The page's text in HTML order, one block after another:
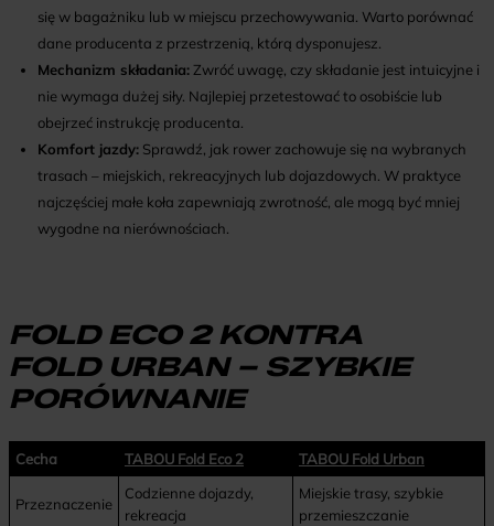
się w bagażniku lub w miejscu przechowywania. Warto porównać
dane producenta z przestrzenią, którą dysponujesz.
Mechanizm składania: Zwróć uwagę, czy składanie jest intuicyjne i
nie wymaga dużej siły. Najlepiej przetestować to osobiście lub
obejrzeć instrukcję producenta.
Komfort jazdy: Sprawdź, jak rower zachowuje się na wybranych
trasach – miejskich, rekreacyjnych lub dojazdowych. W praktyce
najczęściej małe koła zapewniają zwrotność, ale mogą być mniej
wygodne na nierównościach.
FOLD ECO 2 KONTRA
FOLD URBAN – SZYBKIE
PORÓWNANIE
Cecha TABOU Fold Eco 2 TABOU Fold Urban
Przeznaczenie
Codzienne dojazdy,
rekreacja
Miejskie trasy, szybkie
przemieszczanie